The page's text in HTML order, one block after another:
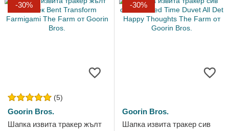
-30%
(5)
Goorin Bros.
Шапка извита тракер жълт
-30%
Goorin Bros.
Шапка извита тракер сив